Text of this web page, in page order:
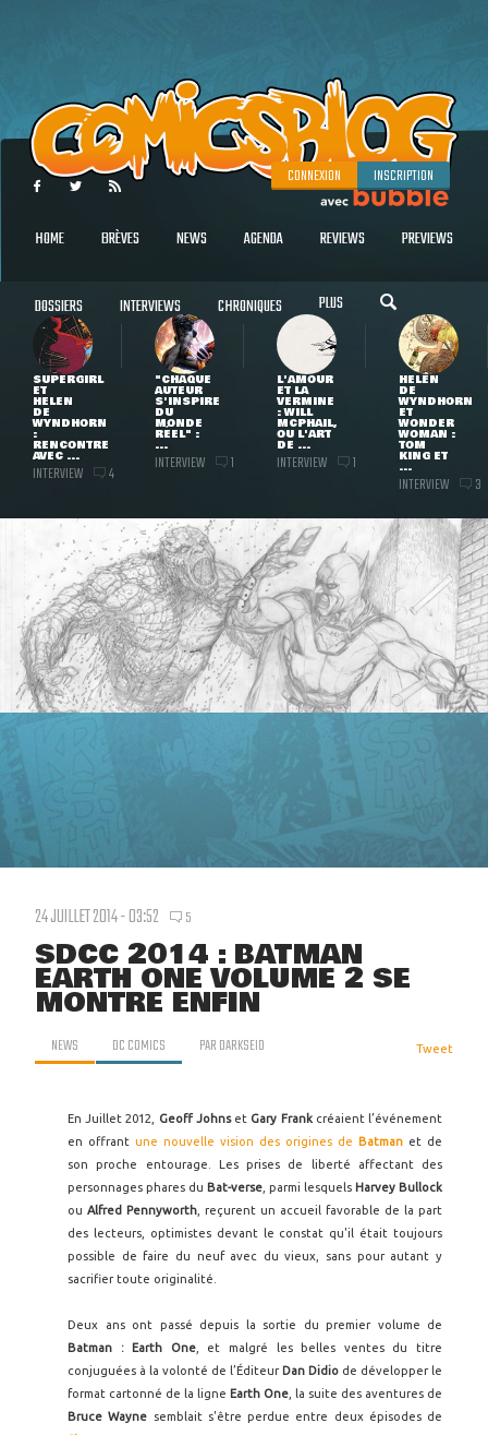
CONNEXION INSCRIPTION
HOME BRÈVES NEWS AGENDA REVIEWS PREVIEWS
DOSSIERS INTERVIEWS CHRONIQUES PLUS
SUPERGIRL
ET
HELEN
DE
WYNDHORN
:
RENCONTRE
AVEC ...
INTERVIEW 4
"CHAQUE
AUTEUR
S'INSPIRE
DU
MONDE
RÉEL" :
...
INTERVIEW 1
L'AMOUR
ET LA
VERMINE
: WILL
MCPHAIL,
OU L'ART
DE ...
INTERVIEW 1
HELEN
DE
WYNDHORN
ET
WONDER
WOMAN :
TOM
KING ET
...
INTERVIEW 3
24 JUILLET 2014 - 03:52 5
SDCC 2014 : BATMAN
EARTH ONE VOLUME 2 SE
MONTRE ENFIN
NEWS DC COMICS PARDARKSEID Tweet
En Juillet 2012, Geoff Johnset Gary Frankcréaient l’événement
en offrant une nouvelle vision des origines de Batman et de
son proche entourage. Les prises de liberté affectant des
personnages phares du Bat-verse , parmi lesquels Harvey Bullock
ou Alfred Pennyworth , reçurent un accueil favorable de la part
des lecteurs, optimistes devant le constat qu'il était toujours
possible de faire du neuf avec du vieux, sans pour autant y
sacrifier toute originalité.
Deux ans ont passé depuis la sortie du premier volume de
Batman : Earth One, et malgré les belles ventes du titre
conjuguées à la volonté de l’Éditeur Dan Didio de développer le
format cartonné de la ligne Earth One , la suite des aventures de
Bruce Wayne semblait s'être perdue entre deux épisodes de